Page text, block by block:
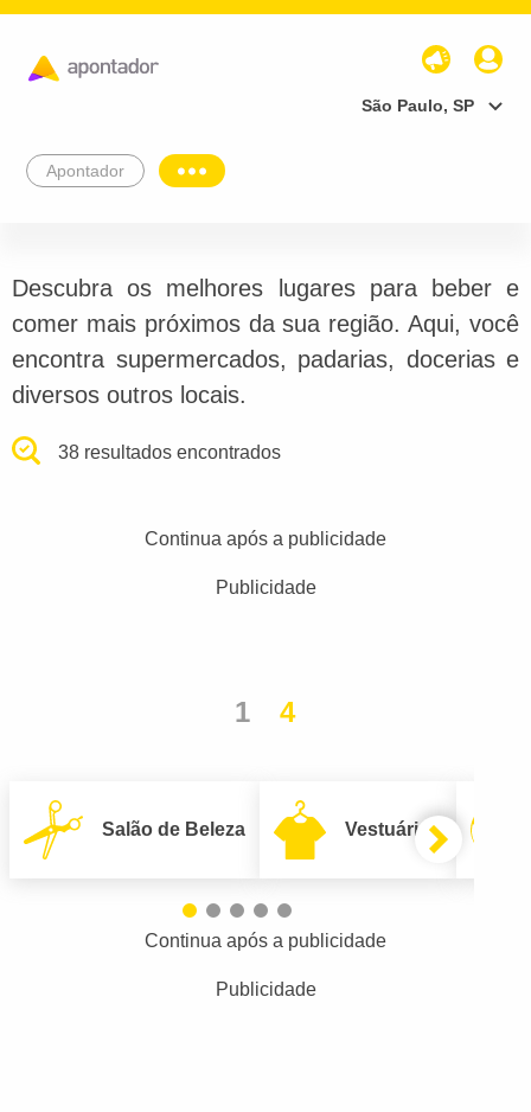
São Paulo, SP
Apontador
Descubra os melhores lugares para beber e
comer mais próximos da sua região. Aqui, você
encontra supermercados, padarias, docerias e
diversos outros locais.
38 resultados encontrados
Continua após a publicidade
Publicidade
1 4
Salão de Beleza Vestuário
Continua após a publicidade
Publicidade